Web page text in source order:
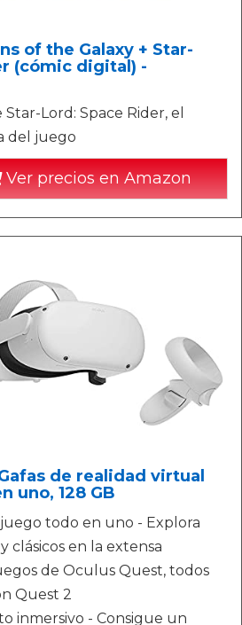
of the Galaxy + Star-
(cómic digital) -
Lord: Space Rider, el
del juego
Ver precios en Amazon
de realidad virtual
uno, 128 GB
todo en uno - Explora
clásicos en la extensa
de Oculus Quest, todos
Quest 2
inmersivo - Consigue un